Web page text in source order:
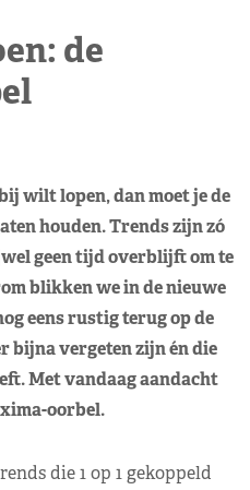
de
wilt lopen, dan moet je de
houden. Trends zijn zó
geen tijd overblijft om te
blikken we in de nieuwe
eens rustig terug op de
bijna vergeten zijn én die
Met vandaag aandacht
oorbel.
die 1 op 1 gekoppeld